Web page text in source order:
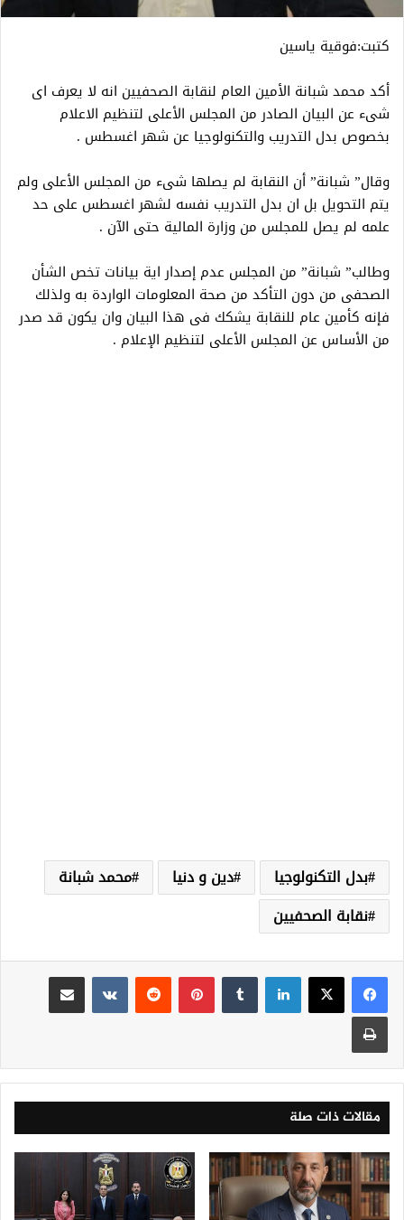
كتبت:فوقية ياسين
أكد محمد شبانة الأمين العام لنقابة الصحفيين انه لا يعرف اى
شىء عن البيان الصادر من المجلس الأعلى لتنظيم الاعلام
بخصوص بدل التدريب والتكنولوجيا عن شهر اغسطس .
وقال” شبانة” أن النقابة لم يصلها شىء من المجلس الأعلى ولم
يتم التحويل بل ان بدل التدريب نفسه لشهر اغسطس على حد
علمه لم يصل للمجلس من وزارة المالية حتى الآن .
وطالب” شبانة” من المجلس عدم إصدار اية بيانات تخص الشأن
الصحفى من دون التأكد من صحة المعلومات الواردة به ولذلك
فإنه كأمين عام للنقابة يشكك فى هذا البيان وان يكون قد صدر
من الأساس عن المجلس الأعلى لتنظيم الإعلام .
بدل التكنولوجيا دين و دنيا
محمد شبانة
نقابة الصحفيين
لينكدإن بينتيريست
مقالات ذات صلة